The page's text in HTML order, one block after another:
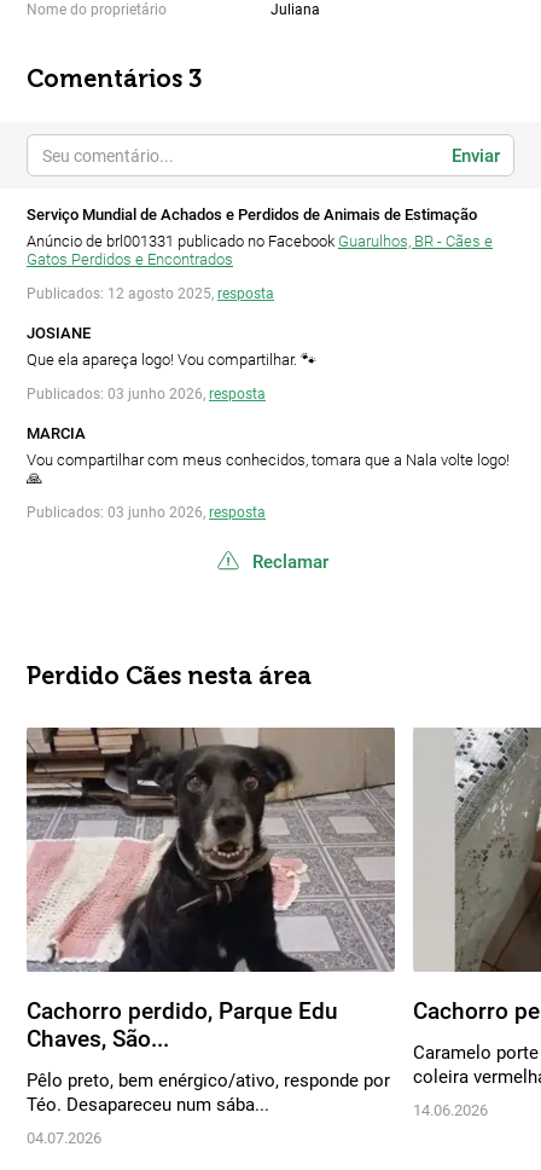
Nome do proprietário Juliana
Comentários 3
Enviar
Serviço Mundial de Achados e Perdidos de Animais de Estimação
Anúncio de brl001331 publicado no Facebook Guarulhos, BR - Cães e
Gatos Perdidos e Encontrados
Publicados: 12 agosto 2025, resposta
JOSIANE
Que ela apareça logo! Vou compartilhar. 🐾
Publicados: 03 junho 2026, resposta
MARCIA
Vou compartilhar com meus conhecidos, tomara que a Nala volte logo!
🙏
Publicados: 03 junho 2026, resposta
Reclamar
Perdido Cães nesta área
Cachorro perdido, Parque Edu
Chaves, São...
Pêlo preto, bem enérgico/ativo, responde por
Téo. Desapareceu num sába...
04.07.2026
Cachorro
Caramelo
coleira
14.06.2026